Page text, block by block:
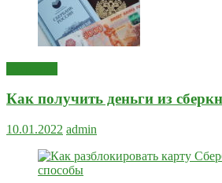
Как получить деньги из
10.01.2022 admin